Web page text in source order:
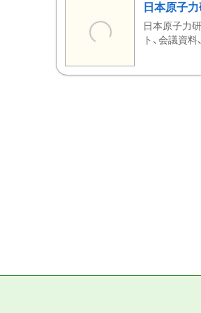
日本原子
日本原子力
ト、会議資